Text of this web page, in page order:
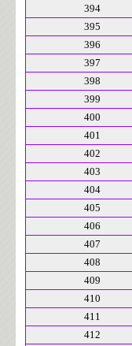
394
395
396
397
398
399
400
401
402
403
404
405
406
407
408
409
410
411
412